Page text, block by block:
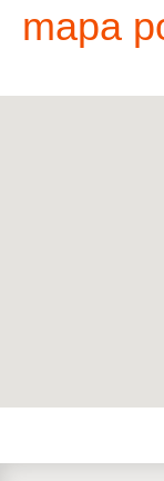
mapa